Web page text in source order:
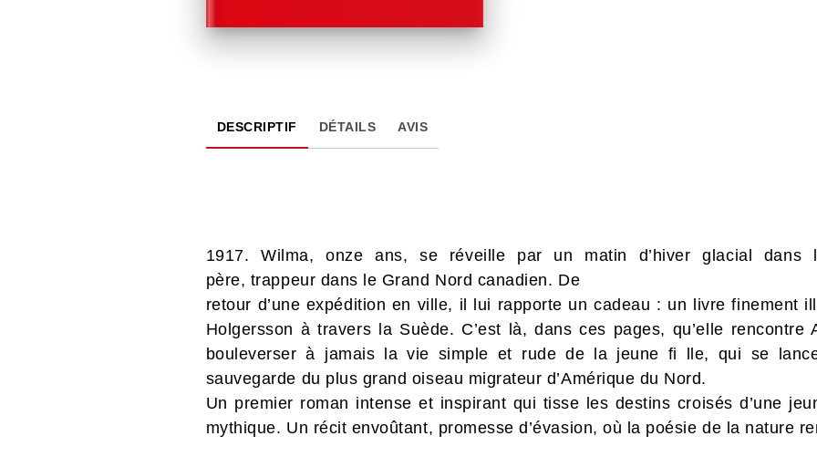
DESCRIPTIF DÉTAILS AVIS
1917. Wilma, onze ans, se réveille par un matin d’hiver glacial dans
père, trappeur dans le Grand Nord canadien. De
retour d’une expédition en ville, il lui rapporte un cadeau : un livre finement
Holgersson à travers la Suède. C’est là, dans ces pages, qu’elle rencontre
bouleverser à jamais la vie simple et rude de la jeune fi lle, qui se
sauvegarde du plus grand oiseau migrateur d’Amérique du Nord.
Un premier roman intense et inspirant qui tisse les destins croisés d’une
mythique. Un récit envoûtant, promesse d’évasion, où la poésie de la nature